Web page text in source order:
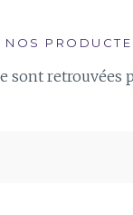
NOS
sont